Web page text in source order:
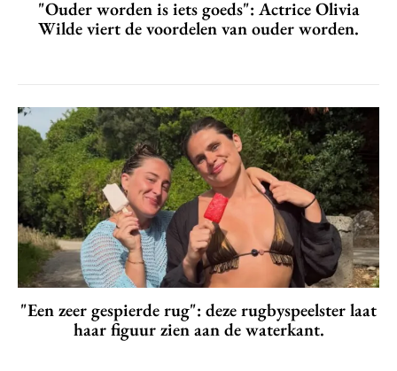
"Ouder worden is iets goeds": Actrice Olivia
Wilde viert de voordelen van ouder worden.
"Een zeer gespierde rug": deze rugbyspeelster laat
haar figuur zien aan de waterkant.